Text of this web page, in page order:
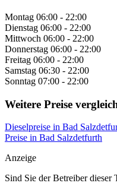
Montag 06:00 - 22:00
Dienstag 06:00 - 22:00
Mittwoch 06:00 - 22:00
Donnerstag 06:00 - 22:00
Freitag 06:00 - 22:00
Samstag 06:30 - 22:00
Sonntag 07:00 - 22:00
Weitere Preise
Dieselpreise in Bad
Preise in Bad Salzdetfurth
Anzeige
Sind Sie der Betreiber dieser